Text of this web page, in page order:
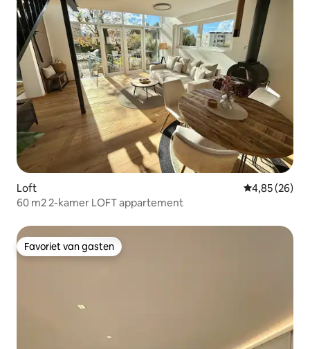
Loft Gemiddelde
4,85 (26)
60 m2 2-kamer LOFT appartement
Favoriet van gasten
Favoriet van gasten